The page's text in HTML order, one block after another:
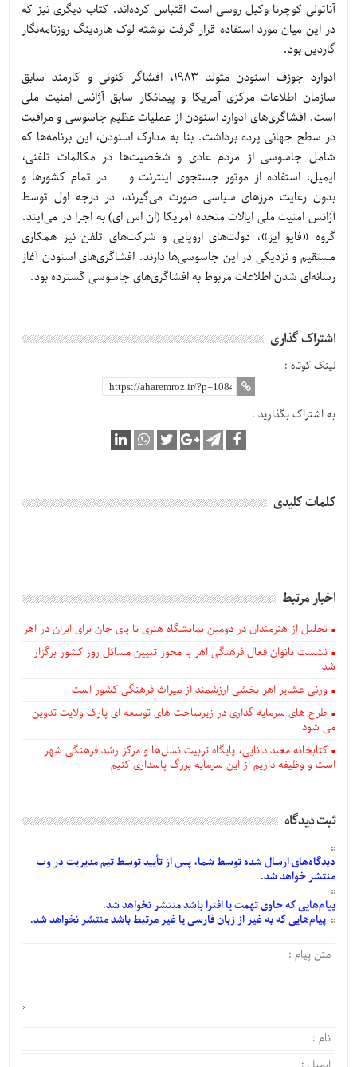
آناتولی کوچرنا وکیل روسی است اقتباس کرده‌اند. کتاب دیگری نیز که
در این میان مورد استفاده قرار گرفت نوشته لوک هاردینگ روزنامه‌نگار
گاردین بود.
ادوارد جوزف اسنودن متولد ۱۹۸۳، افشاگر کنونی و کارمند سابق
سازمان اطلاعات مرکزی آمریکا و پیمانکار سابق آژانس امنیت ملی
است. افشاگری‌های ادوارد اسنودن از عملیات عظیم جاسوسی و مراقبت
در سطح جهانی پرده برداشت. بنا به مدارک اسنودن، این برنامه‌ها که
شامل جاسوسی از مردم عادی و شخصیت‌ها در مکالمات تلفنی،
ایمیل، استفاده از موتور جستجوی اینترنت و … در تمام کشورها و
بدون رعایت مرزهای سیاسی صورت می‌گیرند، در درجه اول توسط
آژانس امنیت ملی ایالات متحده آمریکا (ان اس ای) به اجرا در می‌آیند.
گروه «فایو ایز»، دولت‌های اروپایی و شرکت‌های تلفن نیز همکاری
مستقیم و نزدیکی در این جاسوسی‌ها دارند. افشاگری‌های اسنودن آغاز
رسانه‌ای شدن اطلاعات مربوط به افشاگری‌های جاسوسی گسترده بود.
اشتراک گذاری
لینک کوتاه :
به اشتراک بگذارید :
کلمات کلیدی
اخبار مرتبط
تجلیل از هنرمندان در دومین نمایشگاه هنری تا پای جان برای ایران در اهر
نشست بانوان فعال فرهنگی اهر با محور تبیین مسائل روز کشور برگزار
شد
ورنی عشایر اهر بخشی ارزشمند از میراث فرهنگی کشور است
طرح های سرمایه گذاری در زیرساخت های توسعه ای پارک ولایت تدوین
می شود
کتابخانه معبد دانایی، پایگاه تربیت نسل‌ها و مرکز رشد فرهنگی شهر
است و وظیفه داریم از این سرمایه بزرگ پاسداری کنیم
ثبت دیدگاه
دیدگاه‌هایارسالشدهتوسط شما، پس ازتأییدتوسط تیم مدیریت در وب
منتشر خواهد شد.
پیام‌هاییکه حاوی تهمت یا افترا باشد منتشر نخواهد شد.
پیام‌هاییکه به غیر از زبان فارسی یا غیر مرتبط باشد منتشر نخواهد شد.